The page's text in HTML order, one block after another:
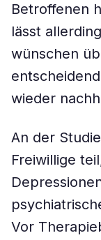
Betroffenen
lässt
wünschen
wieder
An der
Freiwillige
Vor